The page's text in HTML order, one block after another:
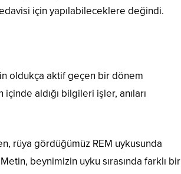
için yapılabileceklere değindi.
oldukça aktif geçen bir dönem
aldığı bilgileri işler, anıları
rüya gördüğümüz REM uykusunda
beynimizin uyku sırasında farklı bir